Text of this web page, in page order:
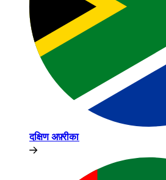
दक्षिण अफ़्रीका​​